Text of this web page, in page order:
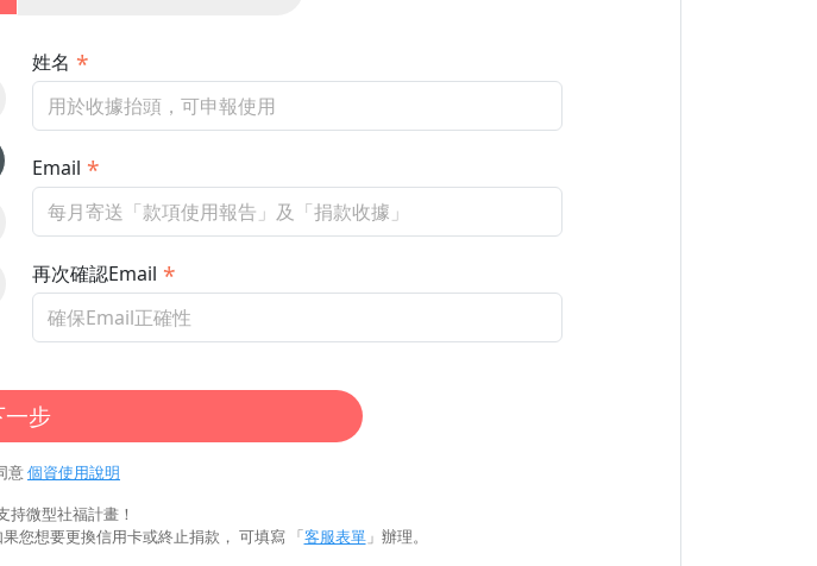
姓名
Email
再次確認Email
一步
意個資使用說明
持微型社福計畫！
您想要更換信用卡或終止捐款， 可填寫 「客服表單」辦理。